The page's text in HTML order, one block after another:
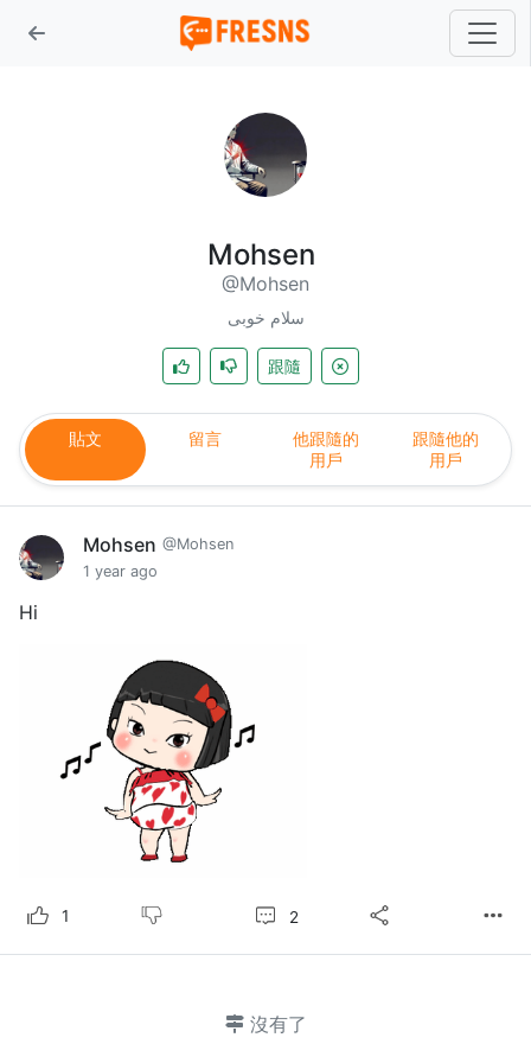
Mohsen
@Mohsen
سلام خوبی
跟隨
貼文 留言
他跟隨的
用戶
跟隨他的
用戶
Mohsen @Mohsen
1 year ago
Hi
1 2
沒有了